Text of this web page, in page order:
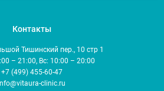
Контакты
Тишинский пер., 10 стр 1
– 21:00, Вс: 10:00 – 20:00
+7 (499) 455-60-47
clinic.ru